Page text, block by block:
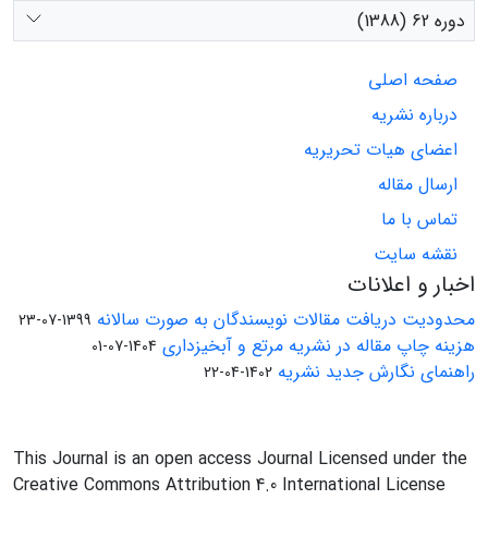
دوره 62 (1388)
صفحه اصلی
درباره نشریه
اعضای هیات تحریریه
ارسال مقاله
تماس با ما
نقشه سایت
اخبار و اعلانات
محدودیت دریافت مقالات نویسندگان به صورت سالانه 1399-07-23
هزینه چاپ مقاله در نشریه مرتع و آبخیزداری 1404-07-01
راهنمای نگارش جدید نشریه 1402-04-22
This Journal is an open access Journal Licensed under the
Creative Commons Attribution 4.0 International License